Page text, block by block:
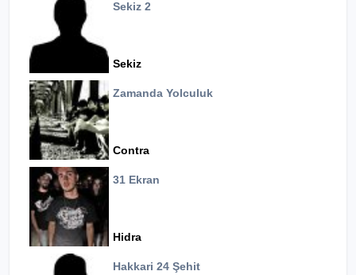
Sekiz 2
Sekiz
Zamanda Yolculuk
Contra
31 Ekran
Hidra
Hakkari 24 Şehit